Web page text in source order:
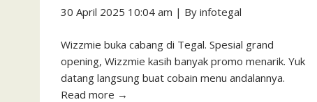
30 April 2025 10:04 am | By infotegal
Wizzmie buka cabang di Tegal. Spesial grand
opening, Wizzmie kasih banyak promo menarik. Yuk
datang langsung buat cobain menu andalannya.
Read more →